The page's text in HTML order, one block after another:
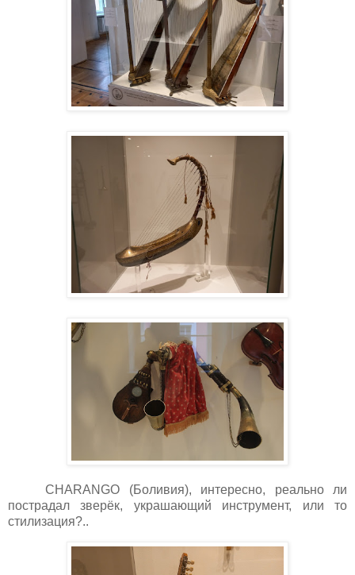
CHARANGO (Боливия), интересно, реально ли
пострадал зверёк, украшающий инструмент, или то
стилизация?..